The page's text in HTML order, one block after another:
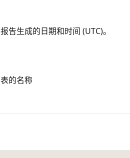
报告生成的日期和时间 (UTC)。
表的名称